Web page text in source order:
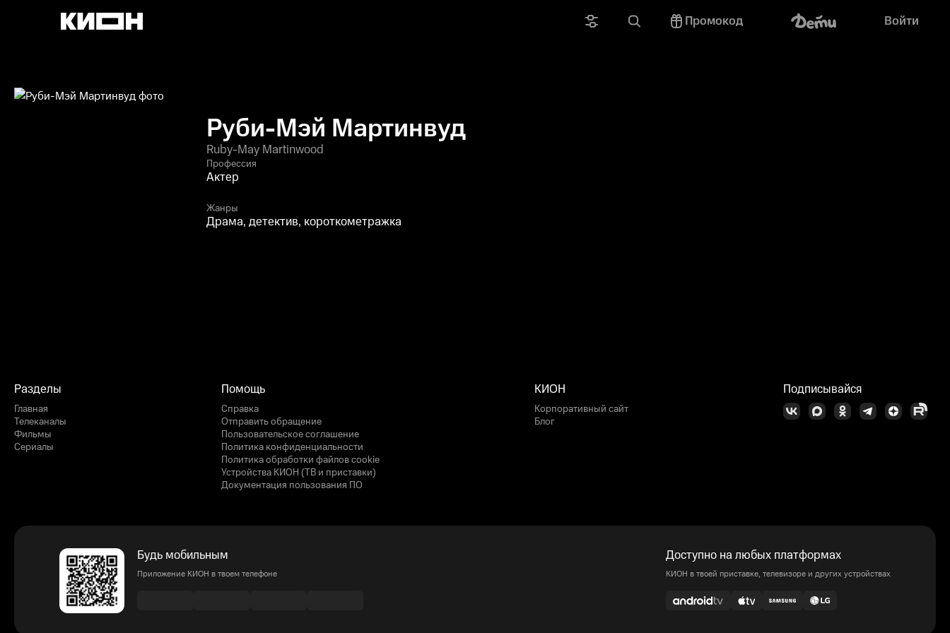
Промокод Войти
Руби-Мэй Мартинвуд
Ruby-May Martinwood
Профессия
Актер
Жанры
Драма, детектив, короткометражка
Разделы
Главная
Телеканалы
Фильмы
Сериалы
Помощь
Справка
Отправить обращение
Пользовательское соглашение
Политика конфиденциальности
Политика обработки файлов cookie
Устройства КИОН (ТВ и приставки)
Документация пользования ПО
КИОН
Корпоративный сайт
Блог
Подписывайся
Будь мобильным
Приложение КИОН в твоем телефоне
Доступно на любых платформах
КИОН в твоей приставке, телевизоре и других устройствах